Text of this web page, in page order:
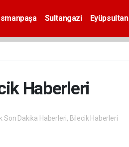
Sultangazi Eyüpsultan
Haberleri
Son Dakika Haberleri, Bilecik Haberleri